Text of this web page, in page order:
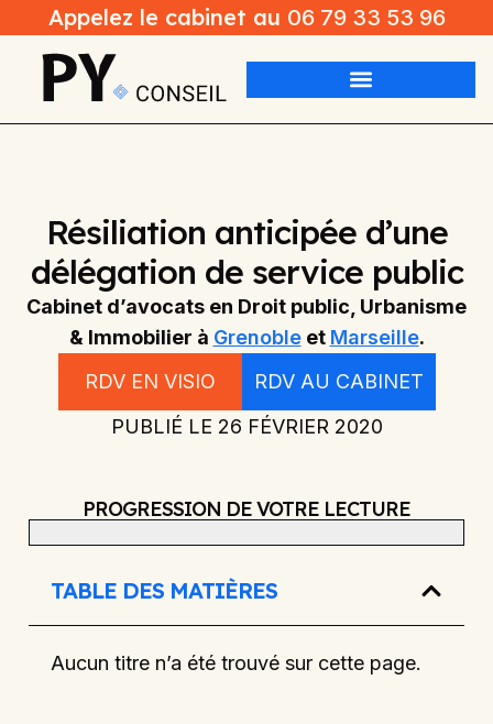
Appelez le cabinet au 06 79 33 53 96
Résiliation anticipée d’une
délégation de service public
Cabinet d’avocats en Droit public, Urbanisme
& Immobilier à Grenobleet Marseille.
RDV EN VISIO
RDV AU CABINET
PUBLIÉ LE 26 FÉVRIER 2020
PROGRESSION DE VOTRE LECTURE
TABLE DES MATIÈRES
Aucun titre n’a été trouvé sur cette page.